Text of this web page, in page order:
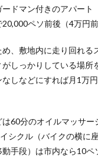
ドマン付きのアパート
ペソ前後（4万円前
、敷地内に走り回れる
しっかりしている場所
しなどにすれば月1万
は60分のオイルマッサー
シクル（バイクの横に
手段）は市内なら10ペ